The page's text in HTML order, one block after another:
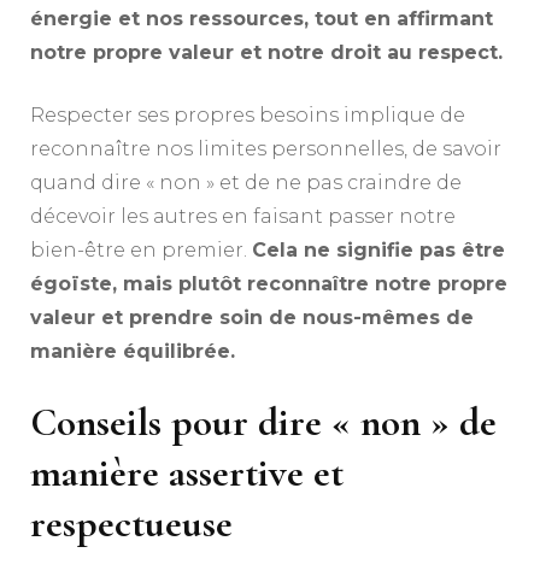
énergie et nos ressources, tout en affirmant
notre propre valeur et notre droit au respect.
Respecter ses propres besoins implique de
reconnaître nos limites personnelles, de savoir
quand dire « non » et de ne pas craindre de
décevoir les autres en faisant passer notre
bien-être en premier. Cela ne signifie pas être
égoïste, mais plutôt reconnaître notre propre
valeur et prendre soin de nous-mêmes de
manière équilibrée.
Conseils pour dire « non » de
manière assertive et
respectueuse